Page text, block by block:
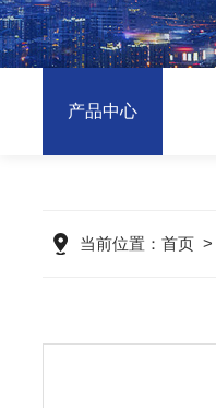
产品中心
当前位置： 首页 >